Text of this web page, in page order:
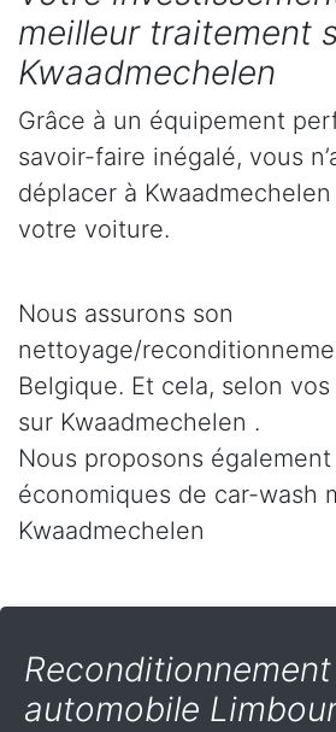
meilleur traitement
Kwaadmechelen
Grâce à un équipement
savoir-faire inégalé, vous
déplacer à
votre voiture.
Nous assurons son
nettoyage/
Belgique. Et cela, selon
sur Kwaadmechelen .
Nous proposons
économiques de car-wash
Kwaadmechelen
Reconditionnement
automobile